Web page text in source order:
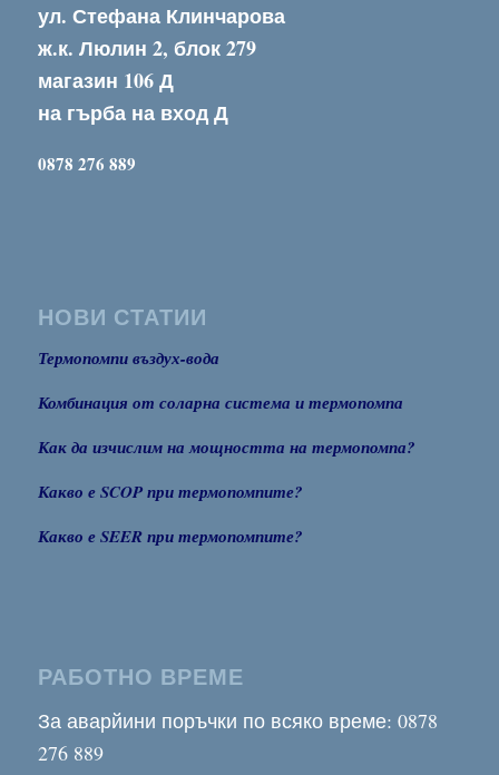
ул. Стефана Клинчарова
ж.к. Люлин 2, блок 279
магазин 106 Д
на гърба на вход Д
0878 276 889
НОВИ СТАТИИ
Термопомпи въздух-вода
Комбинация от соларна система и термопомпа
Как да изчислим на мощността на термопомпа?
Какво е SCOP при термопомпите?
Какво е SEER при термопомпите?
РАБОТНО ВРЕМЕ
За аварйини поръчки по всяко време: 0878
276 889